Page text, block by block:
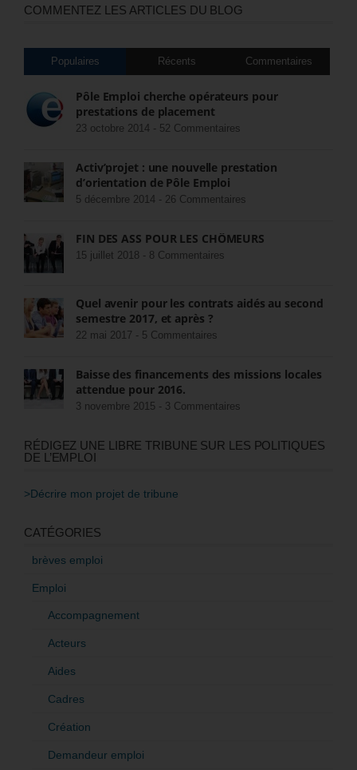
COMMENTEZ LES ARTICLES DU BLOG
Populaires Récents Commentaires
Pôle Emploi cherche opérateurs pour
prestations de placement
23 octobre 2014 - 52 Commentaires
Activ’projet : une nouvelle prestation
d’orientation de Pôle Emploi
5 décembre 2014 - 26 Commentaires
FIN DES ASS POUR LES CHÔMEURS
15 juillet 2018 - 8 Commentaires
Quel avenir pour les contrats aidés au second
semestre 2017, et après ?
22 mai 2017 - 5 Commentaires
Baisse des financements des missions locales
attendue pour 2016.
3 novembre 2015 - 3 Commentaires
RÉDIGEZ UNE LIBRE TRIBUNE SUR LES POLITIQUES
DE L’EMPLOI
>Décrire mon projet de tribune
CATÉGORIES
brèves emploi
Emploi
Accompagnement
Acteurs
Aides
Cadres
Création
Demandeur emploi